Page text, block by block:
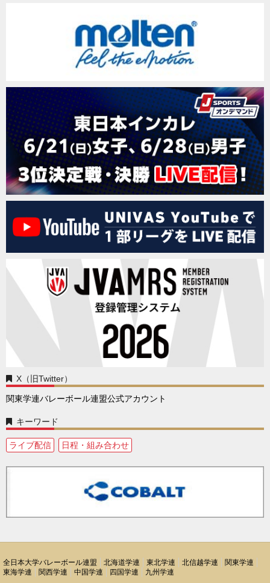
X（旧Twitter）
関東学連バレーボール連盟公式アカウント
キーワード
ライブ配信 日程・組み合わせ
全日本大学バレーボール連盟 北海道学連 東北学連 北信越学連
関東学連
東海学連
関西学連 中国学連 四国学連
九州学連